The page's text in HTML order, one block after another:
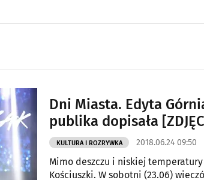
Dni Miasta. Edyta
publika dopisała
KULTURA I ROZRYWKA 2018.06.24 09:50
Mimo deszczu i niskiej
Kościuszki. W sobotni (23.06)